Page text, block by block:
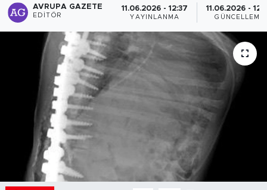
AVRUPA GAZETE
EDITÖR
11.06.2026 - 12:37
YAYINLANMA
11.06.2026 -
GÜNCELLEME